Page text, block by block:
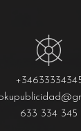
633 334 345